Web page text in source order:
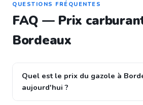
QUESTIONS FRÉQUENTES
FAQ — Prix
Bordeaux
Quel est le prix du gazole à
aujourd'hui ?